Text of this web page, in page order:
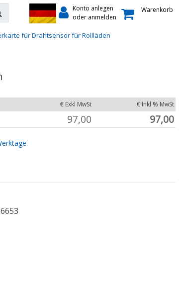
Konto anlegen
oder anmelden
Warenkorb
für Drahtsensor für Rollläden
€ Exkl MwSt € Inkl % MwSt
97,00 97,00